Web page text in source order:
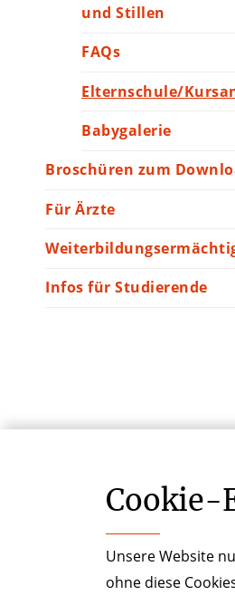
und Stillen
FAQs
Elternschule/
Babygalerie
Broschüren zum
Für Ärzte
Infos für Studierende
Cookie-­
Unsere Website
ohne diese